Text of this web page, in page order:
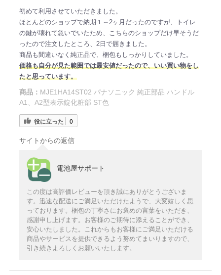
初めて利用させていただきました。
ほとんどのショップで納期１～2ヶ月だったのですが、トイレ
の鍵が壊れて急いでいたため、こちらのショップだけ早そうだ
ったので注文したところ、2日で届きました。
商品も間違いなく純正品で、梱包もしっかりしていました。
価格も自分が見た範囲では最安値だったので、いい買い物をし
たと思っています。
商品： MJE1HA14ST02 パナソニック 純正部品 ハンドル
A1、A2型表示錠化粧部 ST色
役に立った 0
サイトからの返信
電池屋サポート
この度は高評価レビューを頂き誠にありがとうございま
す。迅速な配送にご満足いただけたようで、大変嬉しく思
っております。梱包の丁寧さにお褒めの言葉をいただき、
感謝申し上げます。お客様のご期待に添えることができ、
安心いたしました。これからもお客様にご満足いただける
商品やサービスを提供できるよう努めてまいりますので、
引き続きよろしくお願いいたします。